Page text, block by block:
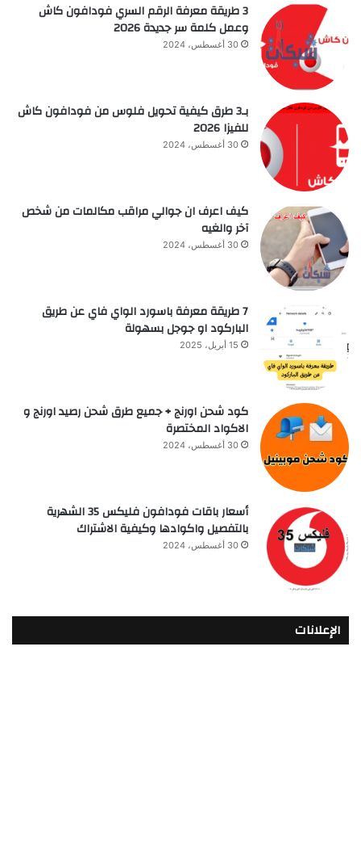
3 طريقة معرفة الرقم السري فودافون كاش
وعمل كلمة سر جديدة 2026
30 أغسطس، 2024
بـ3 طرق كيفية تحويل فلوس من فودافون كاش
للفيزا 2026
30 أغسطس، 2024
كيف اعرف ان جوالي مراقب مكالمات من شخص
آخر والغيه
30 أغسطس، 2024
7 طريقة معرفة باسورد الواي فاي عن طريق
الباركود او جوجل بسهولة
15 أبريل، 2025
كود شحن اورنج + جميع طرق شحن رصيد اورنج و
الاكواد المختصرة
30 أغسطس، 2024
أسعار باقات فودافون فلیکس 35 الشهرية
بالتفصيل واكوادها وكيفية الاشتراك
30 أغسطس، 2024
الإعلانات